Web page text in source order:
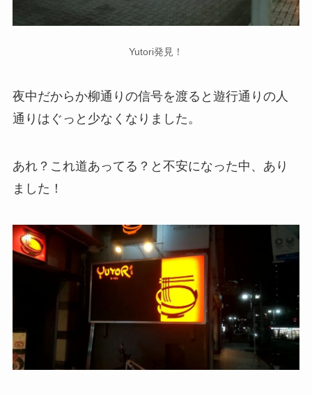
Yutori発見！
夜中だからか柳通りの信号を渡ると遊行通りの人
通りはぐっと少なくなりました。
あれ？これ道あってる？と不安になった中、あり
ました！